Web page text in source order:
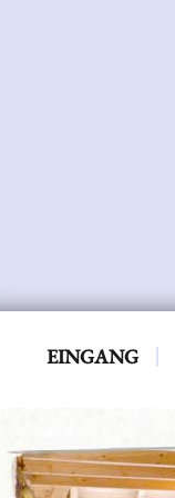
EINGANG